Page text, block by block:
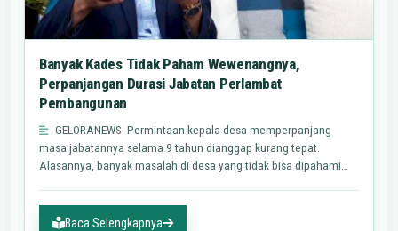
Banyak Kades Tidak Paham Wewenangnya,
Perpanjangan Durasi Jabatan Perlambat
Pembangunan
GELORANEWS -Permintaan kepala desa memperpanjang
masa jabatannya selama 9 tahun dianggap kurang tepat.
Alasannya, banyak masalah di desa yang tidak bisa dipahami
Baca Selengkapnya